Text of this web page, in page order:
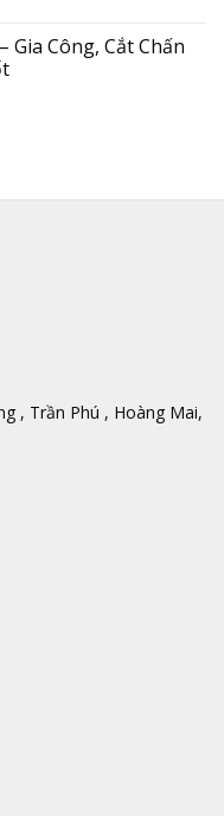
Gia Công, Cắt Chấn
, Trần Phú , Hoàng Mai,